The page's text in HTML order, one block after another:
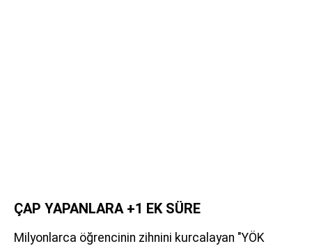
ÇAP YAPANLARA +1 EK SÜRE
Milyonlarca öğrencinin zihnini kurcalayan "YÖK